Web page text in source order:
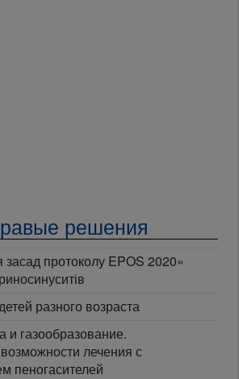
решения
засад протоколу EPOS 2020»
разного возраста
и газообразование.
лечения с
пеногасителей